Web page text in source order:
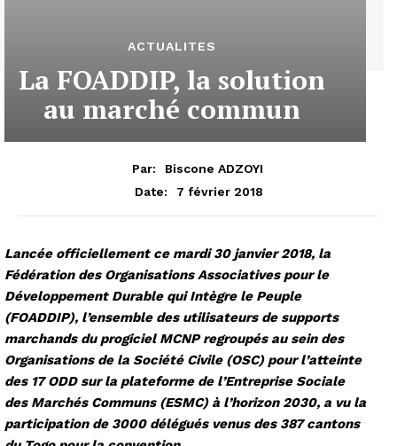
ACTUALITES
La FOADDIP, la solution
au marché commun
Par:
Biscone ADZOYI
Date:
7 février 2018
Lancée officiellement ce mardi 30 janvier 2018, la
Fédération des Organisations Associatives pour le
Développement Durable qui Intègre le Peuple
(FOADDIP), l’ensemble des utilisateurs de supports
marchands du progiciel MCNP regroupés au sein des
Organisations de la Société Civile (OSC) pour l’atteinte
des 17 ODD sur la plateforme de l’Entreprise Sociale
des Marchés Communs (ESMC) à l’horizon 2030, a vu la
participation de 3000 délégués venus des 387 cantons